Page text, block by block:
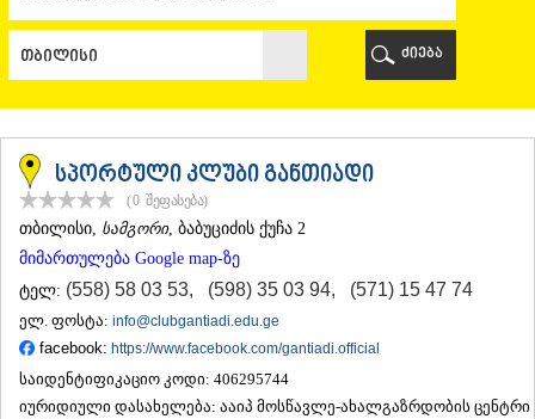
ᲩᲐᲥᲕᲘ
ᲝᲖᲣᲠᲒᲔᲗᲘ
ᲩᲝᲮᲐᲢᲐᲣᲠᲘ
ᲣᲠᲔᲙᲘ
ᲘᲛᲔᲠᲔᲗᲘ
ᲑᲐᲦᲓᲐᲗᲘ
ᲕᲐᲜᲘ
ᲖᲔᲡᲢᲐᲤᲝᲜᲘ
ᲗᲔᲠᲯᲝᲚᲐ
ᲡᲐᲛᲢᲠᲔᲓᲘᲐ
ᲡᲐᲩᲮᲔᲠᲔ
ᲢᲧᲘᲑᲣᲚᲘ
ᲥᲣᲗᲐᲘᲡᲘ
ძიება
სპორტული კლუბი განთიადი
(0 შეფასება)
ᲗᲑᲘᲚᲘᲡᲘ, სამგორი, ბაბუციძის ქუჩა 2
მიმართულება Google map-ზე
ტელ: (558) 58 03 53, (598) 35 03 94, (571) 15 47 74
ელ. ფოსტა: info@clubgantiadi.edu.ge
facebook: https://www.facebook.com/gantiadi.official
საიდენტიფიკაციო კოდი: 406295744
იურიდიული დასახელება: ააიპ მოსწავლე-ახალგაზრდობის ცენტრი